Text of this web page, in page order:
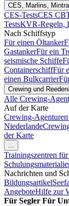
CES, Marlins,
CES-TestsCES
TestsKVR-Regeln,
Nach Schiffstyp
Für einen Öltanker
GastankerFür ein
seismische Schiffe
ContainerschiffFür
einen Bulkcarrier
Crewing und
Alle Crewing-
Auf der Karte
Crewing-
Niederlande
der Karte
...
Trainingszentren
Nachrichten und
Bildungsartikel
AngeboteHilfe zur
Für Segler Für